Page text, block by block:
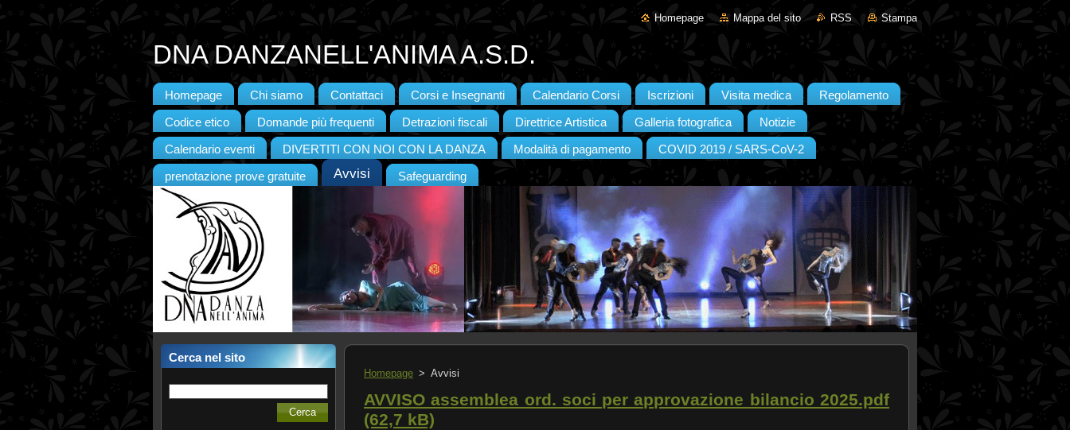
Homepage Mappa del sito RSS Stampa
DNA DANZANELL'ANIMA A.S.D.
Homepage Chi siamo Contattaci Corsi e Insegnanti Calendario Corsi Iscrizioni Visita medica Regolamento
Codice etico Domande più frequenti Detrazioni fiscali Direttrice Artistica Galleria fotografica Notizie
Calendario eventi DIVERTITI CON NOI CON LA DANZA Modalità di pagamento COVID 2019 / SARS-CoV-2
prenotazione prove gratuite Avvisi Safeguarding
Cerca nel sito
Homepage > Avvisi
AVVISO assemblea ord. soci per approvazione bilancio 2025.pdf
(62,7 kB)